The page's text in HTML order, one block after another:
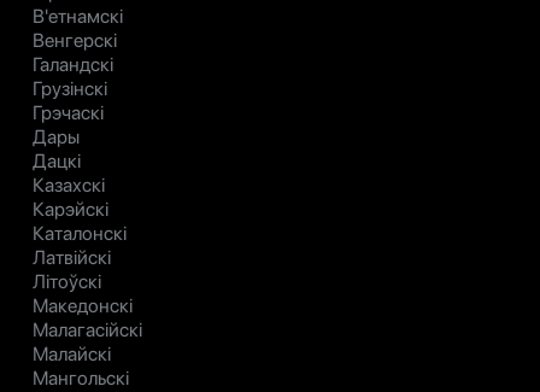
В'етнамскі
Венгерскі
Галандскі
Грузінскі
Грэчаскі
Дары
Дацкі
Казахскі
Карэйскі
Каталонскі
Латвійскі
Літоўскі
Македонскі
Малагасійскі
Малайскі
Мангольскі